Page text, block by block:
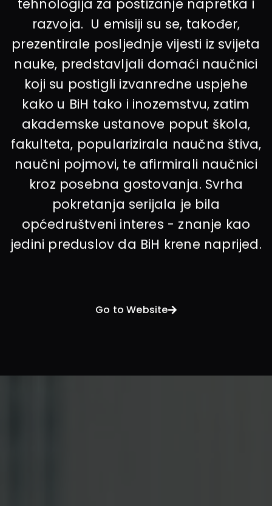
tehnologija za postizanje napretka i
razvoja. U emisiji su se, također,
prezentirale posljednje vijesti iz svijeta
nauke, predstavljali domaći naučnici
koji su postigli izvanredne uspjehe
kako u BiH tako i inozemstvu, zatim
akademske ustanove poput škola,
fakulteta, popularizirala naučna štiva,
naučni pojmovi, te afirmirali naučnici
kroz posebna gostovanja. Svrha
pokretanja serijala je bila
općedruštveni interes - znanje kao
jedini preduslov da BiH krene naprijed.
Go to Website